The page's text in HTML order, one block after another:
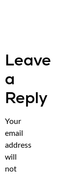
Leave
a
Reply
Your
email
address
will
not